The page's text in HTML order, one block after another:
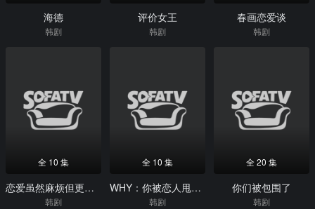
海德
韩剧
评价女王
韩剧
春画恋爱谈
韩剧
全 10 集
恋爱虽然麻烦但更讨厌孤独
韩剧
全 10 集
WHY：你被恋人甩的真正理由
韩剧
全 20 集
你们被包围了
韩剧